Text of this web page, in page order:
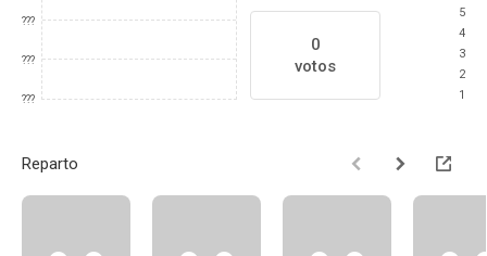
???
???
???
0
votos
5
4
3
2
1
Reparto